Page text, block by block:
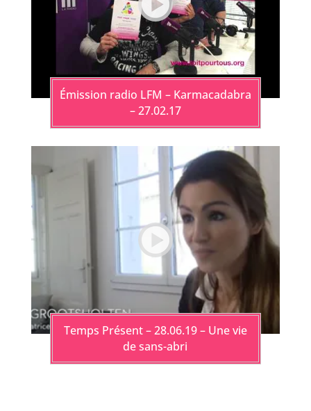
Émission radio LFM – Karmacadabra
– 27.02.17
Temps Présent – 28.06.19 – Une vie
de sans-abri